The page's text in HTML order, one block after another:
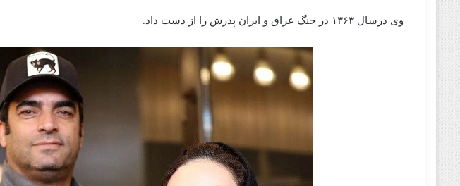
وی درسال ۱۳۶۳ در جنگ عراق و ایران پدرش را از دست داد.